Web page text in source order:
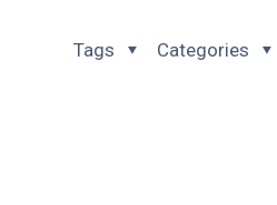
Categories
Tags